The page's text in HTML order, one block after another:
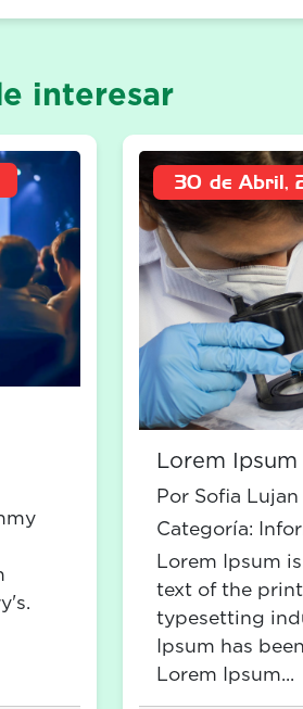
interesar
30 de Abril,
Lorem
Por Sofia Lujan
Categoría:
Lorem Ipsum
text of the
typesetting
Ipsum has
Lorem Ipsum...